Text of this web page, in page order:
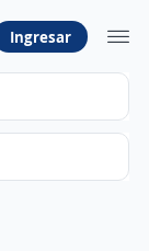
Ingresar